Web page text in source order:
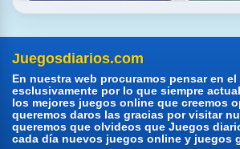
Juegosdiarios.com
En nuestra web procuramos pensar en
esclusivamente por lo que siempre
los mejores juegos online que creemos
queremos daros las gracias por visitar
queremos que olvideos que Juegos
cada día nuevos juegos online y juegos